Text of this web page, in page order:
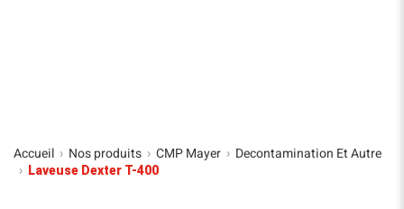
Accueil › Nos produits › CMP Mayer › Decontamination Et Autre
› Laveuse Dexter T-400